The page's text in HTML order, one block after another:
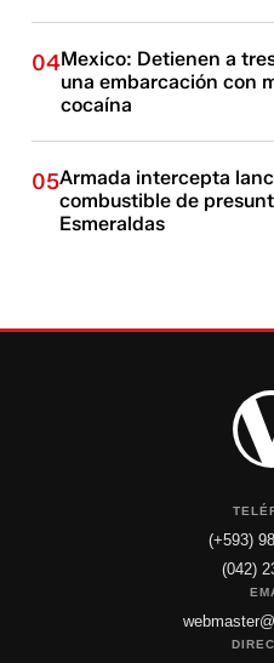
04Mexico: Detienen a
una embarcación con
cocaína
05Armada intercepta
combustible de
Esmeraldas
(+593)
(042)